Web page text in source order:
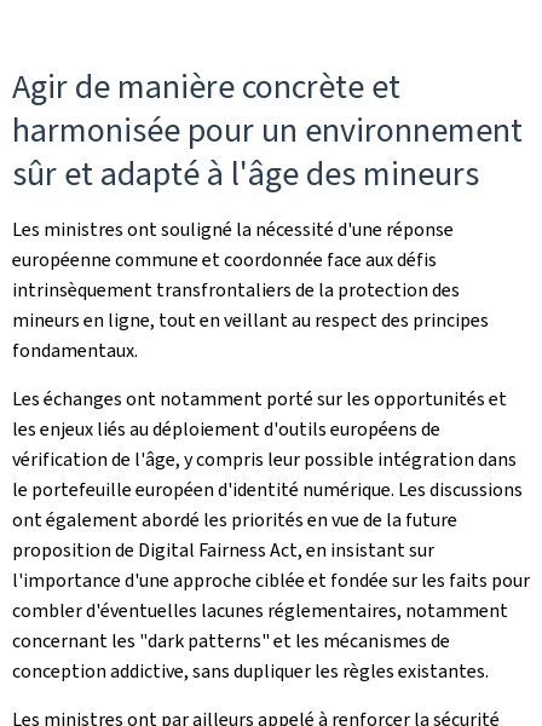
Agir de manière concrète et
harmonisée pour un environnement
sûr et adapté à l'âge des mineurs
Les ministres ont souligné la nécessité d'une réponse
européenne commune et coordonnée face aux défis
intrinsèquement transfrontaliers de la protection des
mineurs en ligne, tout en veillant au respect des principes
fondamentaux.
Les échanges ont notamment porté sur les opportunités et
les enjeux liés au déploiement d'outils européens de
vérification de l'âge, y compris leur possible intégration dans
le portefeuille européen d'identité numérique. Les discussions
ont également abordé les priorités en vue de la future
proposition de Digital Fairness Act, en insistant sur
l'importance d'une approche ciblée et fondée sur les faits pour
combler d'éventuelles lacunes réglementaires, notamment
concernant les "dark patterns" et les mécanismes de
conception addictive, sans dupliquer les règles existantes.
Les ministres ont par ailleurs appelé à renforcer la sécurité